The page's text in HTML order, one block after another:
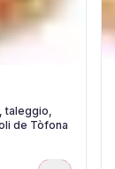
taleggio,
de Tòfona